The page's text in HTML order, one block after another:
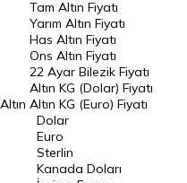
DÖVİZ
Döviz Kuru
Dolar Kuru
Euro Kuru
Pound Kuru
Frank Kuru
Altın
Tam Altın Fiyatı
Yarım Altın Fiyatı
Has Altın Fiyatı
Ons Altın Fiyatı
22 Ayar Bilezik Fiyatı
Altın KG (Dolar) Fiyatı
Altın KG (Euro) Fiyatı
Dolar
Euro
Sterlin
Kanada Doları